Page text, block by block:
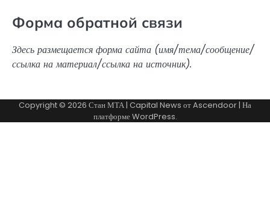
Форма обратной связи
Здесь размещается форма сайта (имя/тема/сообщение/
ссылка на материал/ссылка на источник).
Copyright © 2026 Стан МТА| Capital News отAscendoor| На
платформеWordPress.